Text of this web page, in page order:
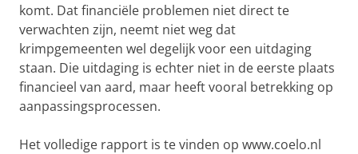
komt. Dat financiële problemen niet direct te
verwachten zijn, neemt niet weg dat
krimpgemeenten wel degelijk voor een uitdaging
staan. Die uitdaging is echter niet in de eerste plaats
financieel van aard, maar heeft vooral betrekking op
aanpassingsprocessen.
Het volledige rapport is te vinden op www.coelo.nl